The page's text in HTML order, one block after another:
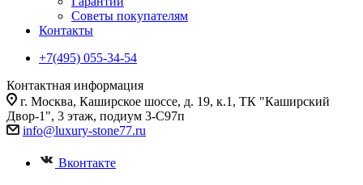
Советы покупателям
Контакты
+7(495) 055-34-54
Контактная информация
г. Москва, Каширское шоссе, д. 19, к.1, ТК "Каширский
Двор-1", 3 этаж, подиум 3-С97п
info@luxury-stone77.ru
Вконтакте